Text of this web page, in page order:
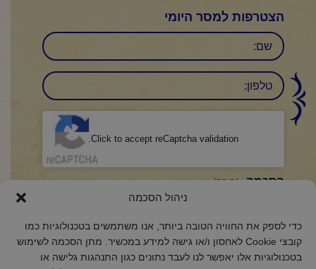
ניהול הסכמה
כדי לספק את החוויה הטובה ביותר, אנו משתמשים בטכנולוגיות כמו
קובצי Cookie לאחסון ו/או גישה למידע במכשיר. מתן הסכמה לשימוש
בטכנולוגיות אלו יאפשר לנו לעבד נתונים כגון התנהגות גלישה או
הצטרפות למסר היומי
שם
טלפון:
Click to accept reCaptcha validation.
הסכמה (חובה)
אני מאשר/ת כי קראתי והבנתי את